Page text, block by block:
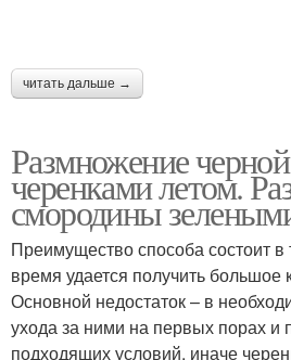
читать дальше →
Размножение
черенками летом.
смородины
Преимущество способа состоит в
время удается получить большое
Основной недостаток – в
ухода за ними на первых порах и
подходящих условий, иначе